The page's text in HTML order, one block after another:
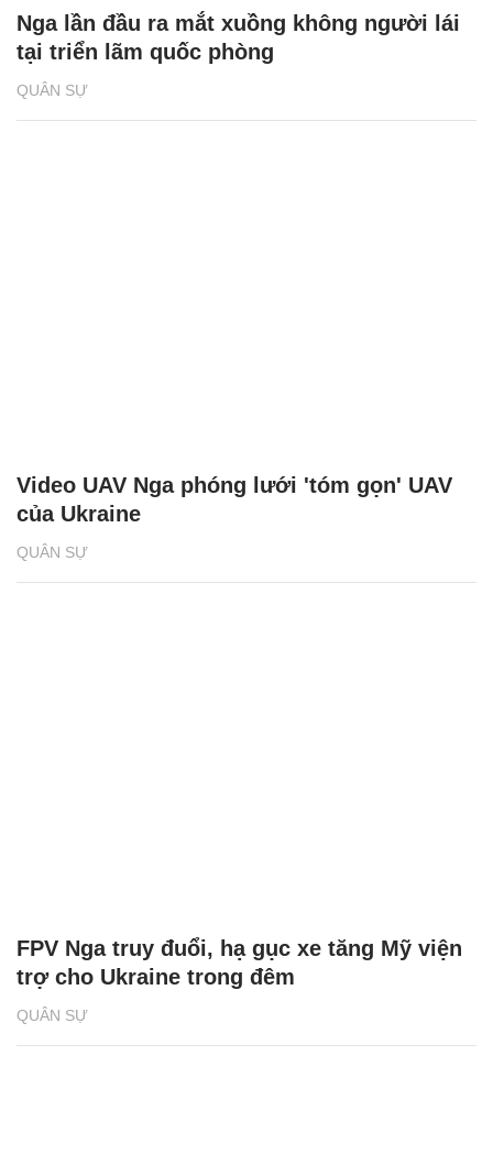
QUÂN SỰ
Nga lần đầu ra mắt xuồng không người lái
tại triển lãm quốc phòng
QUÂN SỰ
Video UAV Nga phóng lưới 'tóm gọn' UAV
của Ukraine
QUÂN SỰ
FPV Nga truy đuổi, hạ gục xe tăng Mỹ viện
trợ cho Ukraine trong đêm